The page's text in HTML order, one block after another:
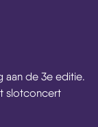
aan de 3e editie.
slotconcert